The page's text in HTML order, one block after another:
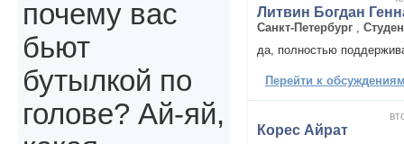
Литвин Богдан
Санкт-Петербург
да, полностью
Перейти к
Корес Айрат
почему вас
бьют
бутылкой по
голове? Ай-яй,